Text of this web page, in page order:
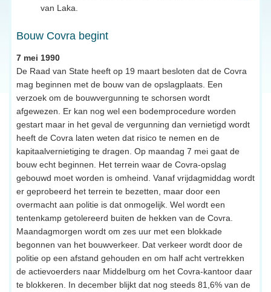
van Laka.
Bouw Covra begint
7 mei 1990
De Raad van State heeft op 19 maart besloten dat de Covra
mag beginnen met de bouw van de opslagplaats. Een
verzoek om de bouwvergunning te schorsen wordt
afgewezen. Er kan nog wel een bodemprocedure worden
gestart maar in het geval de vergunning dan vernietigd wordt
heeft de Covra laten weten dat risico te nemen en de
kapitaalvernietiging te dragen. Op maandag 7 mei gaat de
bouw echt beginnen. Het terrein waar de Covra-opslag
gebouwd moet worden is omheind. Vanaf vrijdagmiddag wordt
er geprobeerd het terrein te bezetten, maar door een
overmacht aan politie is dat onmogelijk. Wel wordt een
tentenkamp getolereerd buiten de hekken van de Covra.
Maandagmorgen wordt om zes uur met een blokkade
begonnen van het bouwverkeer. Dat verkeer wordt door de
politie op een afstand gehouden en om half acht vertrekken
de actievoerders naar Middelburg om het Covra-kantoor daar
te blokkeren. In december blijkt dat nog steeds 81,6% van de